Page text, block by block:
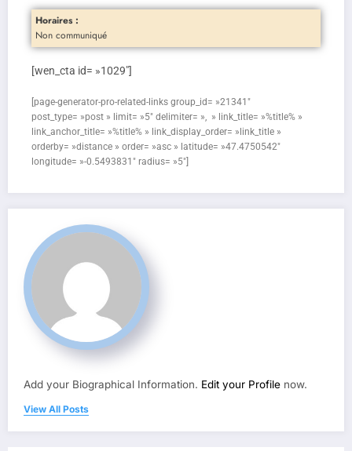
Horaires :
Non communiqué
[wen_cta id= »1029″]
[page-generator-pro-related-links group_id= »21341″
post_type= »post » limit= »5″ delimiter= », » link_title= »%title% »
link_anchor_title= »%title% » link_display_order= »link_title »
orderby= »distance » order= »asc » latitude= »47.4750542″
longitude= »-0.5493831″ radius= »5″]
Add your Biographical Information. Edit your Profile now.
View All Posts